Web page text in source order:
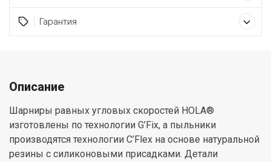
Гарантия
Описание
Шарниры равных угловых скоростей HOLA®
изготовлены по технологии G’Fix, а пыльники
производятся технологии C’Flex на основе натуральной
резины с силиконовыми присадками. Детали